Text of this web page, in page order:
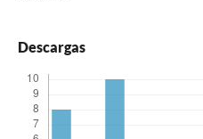
Descargas